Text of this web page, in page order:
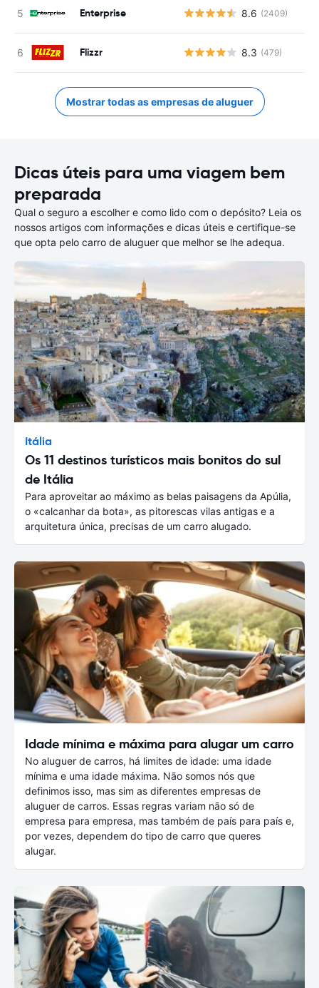
Enterprise 8.6 (2409)
Flizzr 8.3 (479)
Mostrar todas as empresas de aluguer
Dicas úteis para uma viagem bem
preparada
Qual o seguro a escolher e como lido com o depósito? Leia os
nossos artigos com informações e dicas úteis e certifique-se
que opta pelo carro de aluguer que melhor se lhe adequa.
Itália
Os 11 destinos turísticos mais bonitos do sul
de Itália
Para aproveitar ao máximo as belas paisagens da Apúlia,
o «calcanhar da bota», as pitorescas vilas antigas e a
arquitetura única, precisas de um carro alugado.
Idade mínima e máxima para alugar um carro
No aluguer de carros, há limites de idade: uma idade
mínima e uma idade máxima. Não somos nós que
definimos isso, mas sim as diferentes empresas de
aluguer de carros. Essas regras variam não só de
empresa para empresa, mas também de país para país e,
por vezes, dependem do tipo de carro que queres
alugar.